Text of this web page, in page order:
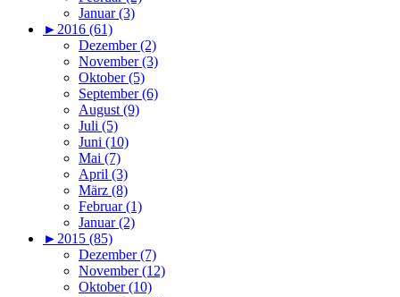
Januar (3)
►2016 (61)
Dezember (2)
November (3)
Oktober (5)
September (6)
August (9)
Juli (5)
Juni (10)
Mai (7)
April (3)
März (8)
Februar (1)
Januar (2)
►2015 (85)
Dezember (7)
November (12)
Oktober (10)